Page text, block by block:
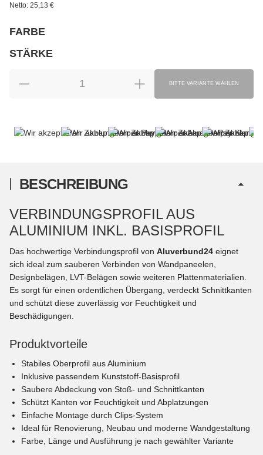
Netto: 25,13 €
FARBE
STÄRKE
BITTE VARIANTE WÄHLEN
BESCHREIBUNG
VERBINDUNGSPROFIL AUS
ALUMINIUM INKL. BASISPROFIL
Das hochwertige Verbindungsprofil von Aluverbund24 eignet
sich ideal zum sauberen Verbinden von Wandpaneelen,
Designbelägen, LVT-Belägen sowie weiteren Plattenmaterialien.
Es sorgt für einen ordentlichen Übergang, verdeckt Schnittkanten
und schützt diese zuverlässig vor Feuchtigkeit und
Beschädigungen.
Produktvorteile
Stabiles Oberprofil aus Aluminium
Inklusive passendem Kunststoff-Basisprofil
Saubere Abdeckung von Stoß- und Schnittkanten
Schützt Kanten vor Feuchtigkeit und Abplatzungen
Einfache Montage durch Clips-System
Ideal für Renovierung, Neubau und moderne Wandgestaltung
Farbe, Länge und Ausführung je nach gewählter Variante